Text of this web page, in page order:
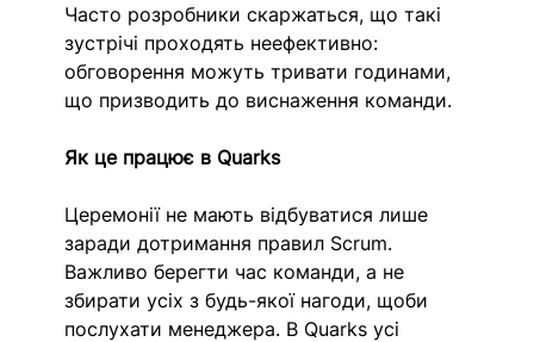
Часто розробники скаржаться, що такі
зустрічі проходять неефективно:
обговорення можуть тривати годинами,
що призводить до виснаження команди.
Як це працює в Quarks
Церемонії не мають відбуватися лише
заради дотримання правил Scrum.
Важливо берегти час команди, а не
збирати усіх з будь-якої нагоди, щоби
послухати менеджера. В Quarks усі